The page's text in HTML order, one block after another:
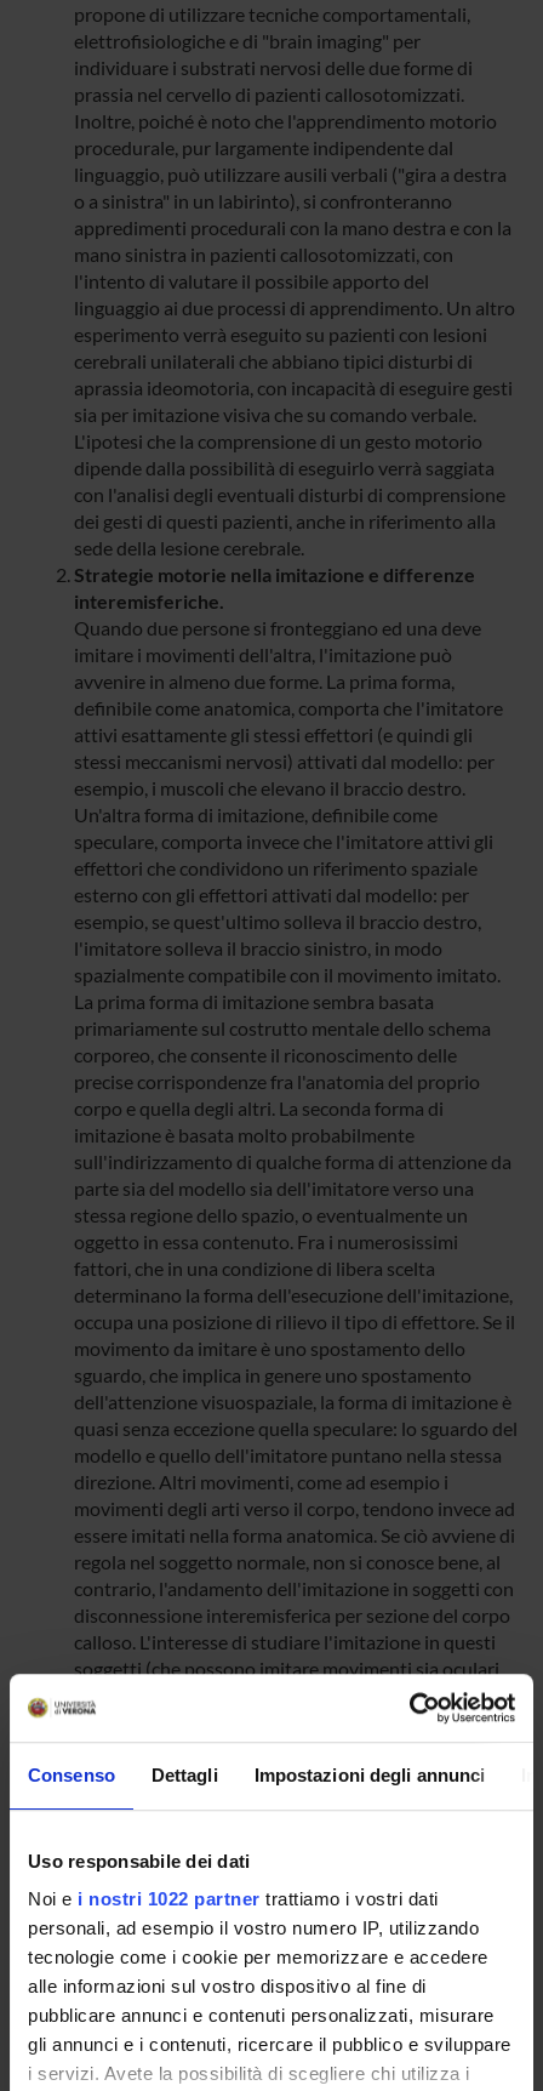
Consenso Dettagli Impostazioni degli annunci
Uso responsabile dei dati
Noi e i nostri 1022 partner trattiamo i vostri dati
personali, ad esempio il vostro numero IP, utilizzando
tecnologie come i cookie per memorizzare e accedere
alle informazioni sul vostro dispositivo al fine di
pubblicare annunci e contenuti personalizzati, misurare
gli annunci e i contenuti, ricercare il pubblico e sviluppare
i servizi. Avete la possibilità di scegliere chi utilizza i
propone di utilizzare tecniche comportamentali,
elettrofisiologiche e di "brain imaging" per
individuare i substrati nervosi delle due forme di
prassia nel cervello di pazienti callosotomizzati.
Inoltre, poiché è noto che l'apprendimento motorio
procedurale, pur largamente indipendente dal
linguaggio, può utilizzare ausili verbali ("gira a destra
o a sinistra" in un labirinto), si confronteranno
appredimenti procedurali con la mano destra e con la
mano sinistra in pazienti callosotomizzati, con
l'intento di valutare il possibile apporto del
linguaggio ai due processi di apprendimento. Un altro
esperimento verrà eseguito su pazienti con lesioni
cerebrali unilaterali che abbiano tipici disturbi di
aprassia ideomotoria, con incapacità di eseguire gesti
sia per imitazione visiva che su comando verbale.
L'ipotesi che la comprensione di un gesto motorio
dipende dalla possibilità di eseguirlo verrà saggiata
con l'analisi degli eventuali disturbi di comprensione
dei gesti di questi pazienti, anche in riferimento alla
sede della lesione cerebrale.
Strategie motorie nella imitazione e differenze
interemisferiche.
Quando due persone si fronteggiano ed una deve
imitare i movimenti dell'altra, l'imitazione può
avvenire in almeno due forme. La prima forma,
definibile come anatomica, comporta che l'imitatore
attivi esattamente gli stessi effettori (e quindi gli
stessi meccanismi nervosi) attivati dal modello: per
esempio, i muscoli che elevano il braccio destro.
Un'altra forma di imitazione, definibile come
speculare, comporta invece che l'imitatore attivi gli
effettori che condividono un riferimento spaziale
esterno con gli effettori attivati dal modello: per
esempio, se quest'ultimo solleva il braccio destro,
l'imitatore solleva il braccio sinistro, in modo
spazialmente compatibile con il movimento imitato.
La prima forma di imitazione sembra basata
primariamente sul costrutto mentale dello schema
corporeo, che consente il riconoscimento delle
precise corrispondenze fra l'anatomia del proprio
corpo e quella degli altri. La seconda forma di
imitazione è basata molto probabilmente
sull'indirizzamento di qualche forma di attenzione da
parte sia del modello sia dell'imitatore verso una
stessa regione dello spazio, o eventualmente un
oggetto in essa contenuto. Fra i numerosissimi
fattori, che in una condizione di libera scelta
determinano la forma dell'esecuzione dell'imitazione,
occupa una posizione di rilievo il tipo di effettore. Se il
movimento da imitare è uno spostamento dello
sguardo, che implica in genere uno spostamento
dell'attenzione visuospaziale, la forma di imitazione è
quasi senza eccezione quella speculare: lo sguardo del
modello e quello dell'imitatore puntano nella stessa
direzione. Altri movimenti, come ad esempio i
movimenti degli arti verso il corpo, tendono invece ad
essere imitati nella forma anatomica. Se ciò avviene di
regola nel soggetto normale, non si conosce bene, al
contrario, l'andamento dell'imitazione in soggetti con
disconnessione interemisferica per sezione del corpo
calloso. L'interesse di studiare l'imitazione in questi
soggetti (che possono imitare movimenti sia oculari
che degli arti di destra e di sinistra) deriva da due
conoscenze:
lo schema corporeo, pur completo, tende ad
alterarsi episodicamente per l'insorgenza di un
arti di destra, indipendentemente dagli arti
la codificazione dello spazio esterno, e
l'attenzione visuospaziale sono anch'esse
soggette a variazioni durante le quali ciascun
emisfero, indipendentemente dall'altro, tende a
raccogliere ed elaborare solo le informazioni
provenienti dallo spazio controlaterale.
Si propone di studiare l'imitazione di vari gesti motori